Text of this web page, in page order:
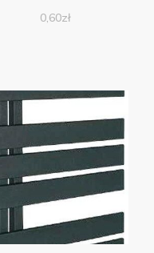
grzejnik jest niezwykle
uniwersalny – pasuje
0,60zł